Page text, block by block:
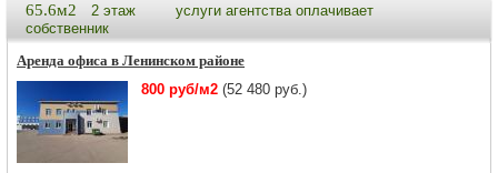
65.6м2 2 этаж
услуги агентства оплачивает
собственник
Аренда офиса в Ленинском районе
800 руб/м2 (52 480 руб.)